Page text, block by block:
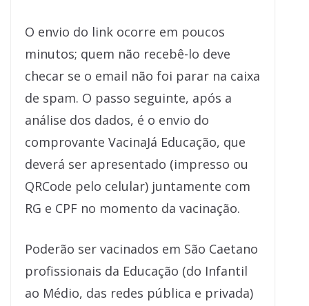
O envio do link ocorre em poucos
minutos; quem não recebê-lo deve
checar se o email não foi parar na caixa
de spam. O passo seguinte, após a
análise dos dados, é o envio do
comprovante VacinaJá Educação, que
deverá ser apresentado (impresso ou
QRCode pelo celular) juntamente com
RG e CPF no momento da vacinação.
Poderão ser vacinados em São Caetano
profissionais da Educação (do Infantil
ao Médio, das redes pública e privada)